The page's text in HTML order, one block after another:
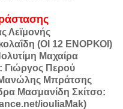
Λεϊμονής
(ΟΙ 12 ΕΝΟΡΚΟΙ)
Μαχαίρα
Γιώργος Περού
Μπράτσης
Μασμανίδη Σκίτσο:
iouliaMak)